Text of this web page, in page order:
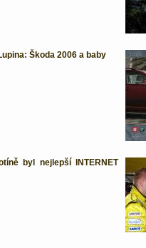
Škoda 2006 a baby
byl nejlepší INTERNET